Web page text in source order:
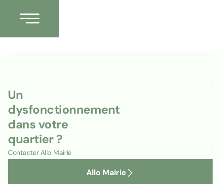
PLU : plan plaine de
Cuttoli 1/3000e
Un
dysfonctionnement
dans votre
quartier ?
Contacter Allo Mairie
Allo Mairie